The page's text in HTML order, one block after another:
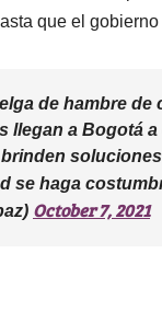
que el
de hambre
llegan a Bogotá
se haga
October 7, 2021